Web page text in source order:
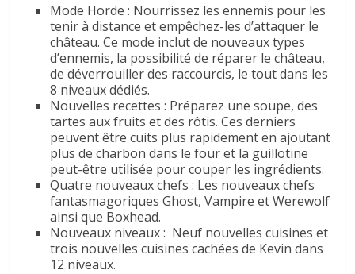
Mode Horde : Nourrissez les ennemis pour les
tenir à distance et empêchez-les d’attaquer le
château. Ce mode inclut de nouveaux types
d’ennemis, la possibilité de réparer le château,
de déverrouiller des raccourcis, le tout dans les
8 niveaux dédiés.
Nouvelles recettes : Préparez une soupe, des
tartes aux fruits et des rôtis. Ces derniers
peuvent être cuits plus rapidement en ajoutant
plus de charbon dans le four et la guillotine
peut-être utilisée pour couper les ingrédients.
Quatre nouveaux chefs : Les nouveaux chefs
fantasmagoriques Ghost, Vampire et Werewolf
ainsi que Boxhead.
Nouveaux niveaux : Neuf nouvelles cuisines et
trois nouvelles cuisines cachées de Kevin dans
12 niveaux.